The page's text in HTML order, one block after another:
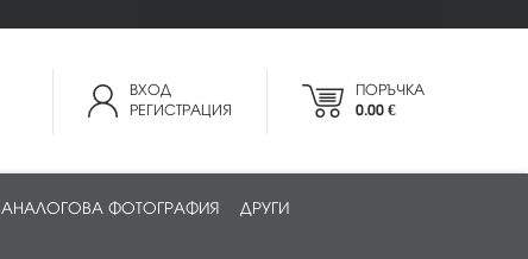
ВХОД
РЕГИСТРАЦИЯ
ПОРЪЧКА
0.00 €
АНАЛОГОВА ФОТОГРАФИЯ ДРУГИ